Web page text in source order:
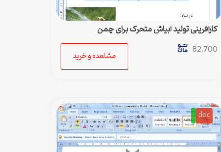
کارآفرینی تولید آبپاش متحرک برای چمن
82,700
مشاهده و خرید
doc